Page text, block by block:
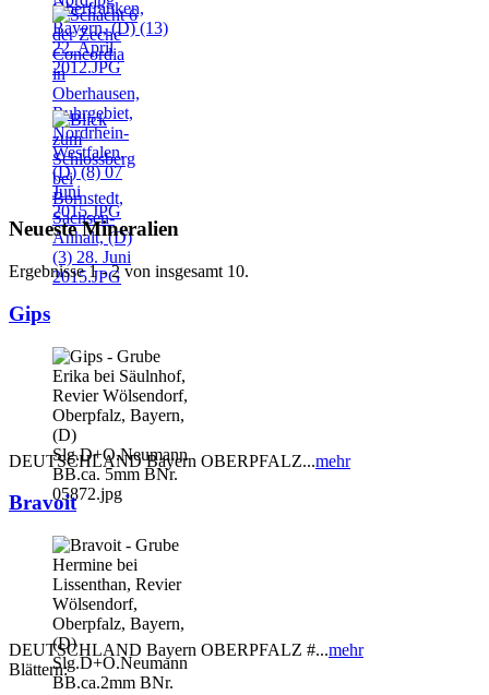
Neueste Mineralien
Ergebnisse 1 - 2 von insgesamt 10.
Gips
DEUTSCHLAND Bayern OBERPFALZ...mehr
Bravoit
DEUTSCHLAND Bayern OBERPFALZ #...mehr
Blättern: